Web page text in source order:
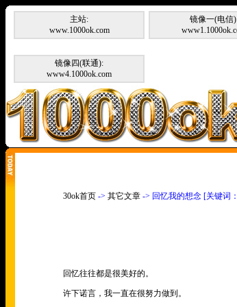
主站:
www.1000ok.com
镜像一(电信
镜像四(联通):
www4.1000ok.com
30ok首页 -> 其它文章 -> 回忆我的想念 [关键词
回忆往往都是很美好的。
许下诺言，我一直在很努力做到。